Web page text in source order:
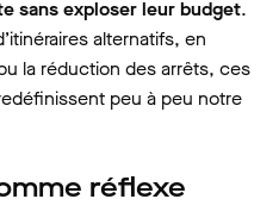
sans exploser leur budget.
alternatifs, en
la réduction des arrêts, ces
peu à peu notre
réflexe